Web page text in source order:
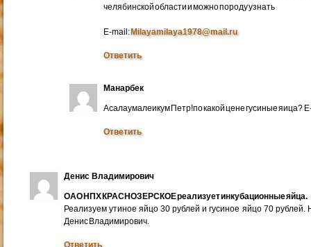
челябинской области и можно породу узнать
E-mail:Milayamilaya1978@mail.ru
Ответить
Манарбек
Асалаумалеикум Петр!по какой цене гусиные яица?
Ответить
Денис Владимирович
ОАО НПХ КРАСНОЗЕРСКОЕ реализует инкубационные яйца.
Реализуем утиное яйцо 30 рублей и гусиное яйцо 70
Денис Владимирович.
Ответить